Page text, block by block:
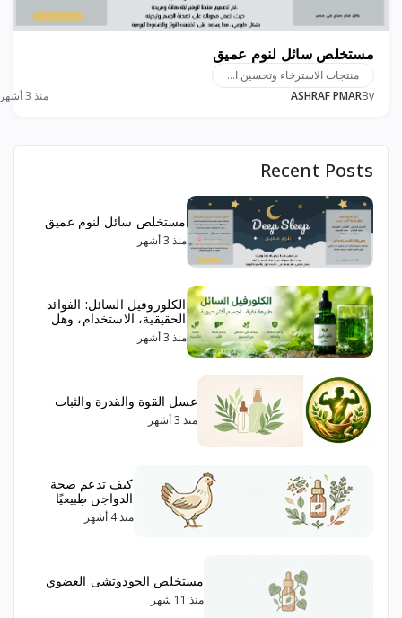
مستخلص سائل لنوم عميق
منتجات الاسترخاء وتحسين ا...
By
ASHRAF PMAR منذ 3 أشهر
Recent Posts
مستخلص سائل لنوم عميق
منذ 3 أشهر
الكلوروفيل السائل: الفوائد
الحقيقية، الاستخدام، وهل
يستحق التجربة؟
منذ 3 أشهر
عسل القوة والقدرة والثبات
منذ 3 أشهر
كيف تدعم صحة
الدواجن طبيعيًا
(مناعة – أمعاء –
تنفسي – إجهاد)
منذ 4 أشهر
مستخلص الجودوتشى العضوي
منذ 11 شهر